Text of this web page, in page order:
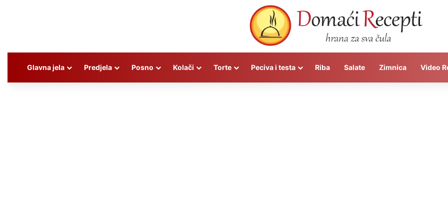
Glavna jela Predjela Posno Kolači Torte Peciva i testa Riba Salate Zimnica Video